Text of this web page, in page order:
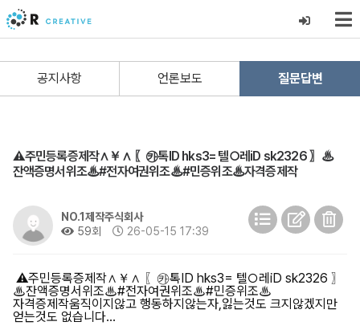
공지사항 언론보도 질문답변
⚠️주민등록증제작∧￥∧ 〖㉸톡ID hks3= 텔○레iD sk2326 〗♨
잔액증명서위조♨#전자여권위조♨#민증위조♨자격증제작
NO.1제작주식회사
59회
26-05-15 17:39
⚠️주민등록증제작∧￥∧ 〖㉸톡ID hks3= 텔○레iD sk2326 〗
♨잔액증명서위조♨#전자여권위조♨#민증위조♨
자격증제작움직이지않고 행동하지않는자,잃는것도 크지않겠지만
얻는것도 없습니다...